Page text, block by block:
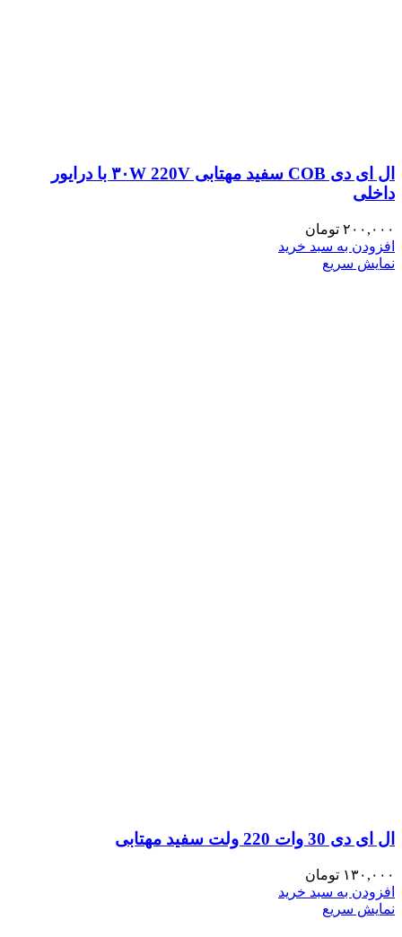
ال ای دی COB سفید مهتابی ۳۰W 220V با درایور
داخلی
۲۰۰,۰۰۰ تومان
افزودن به سبد خرید
نمایش سریع
ال ای دی 30 وات 220 ولت سفید مهتابی
۱۳۰,۰۰۰ تومان
افزودن به سبد خرید
نمایش سریع